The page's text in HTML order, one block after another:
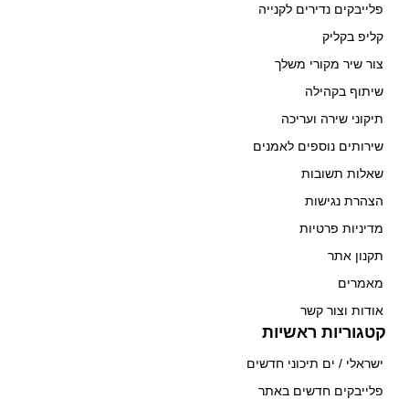
פלייבקים נדירים לקנייה
קליפ בקליק
צור שיר מקורי משלך
שיתוף בקהילה
תיקוני שירה ועריכה
שירותים נוספים לאמנים
שאלות תשובות
הצהרת נגישות
מדיניות פרטיות
תקנון אתר
מאמרים
אודות וצור קשר
קטגוריות ראשיות
ישראלי / ים תיכוני חדשים
פלייבקים חדשים באתר